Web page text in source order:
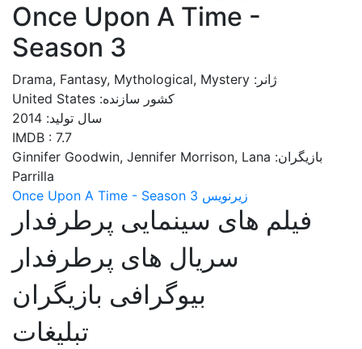
فیلم های سینمایی پرطرفدار
سریال های پرطرفدار
بیوگرافی بازیگران
تبلیغات
Once Upon A Time -
Season 3
ژانر: Drama, Fantasy, Mythological, Mystery
کشور سازنده: United States
سال تولید: 2014
IMDB : 7.7
بازیگران: Ginnifer Goodwin, Jennifer Morrison, Lana
Parrilla
زیرنویس Once Upon A Time - Season 3